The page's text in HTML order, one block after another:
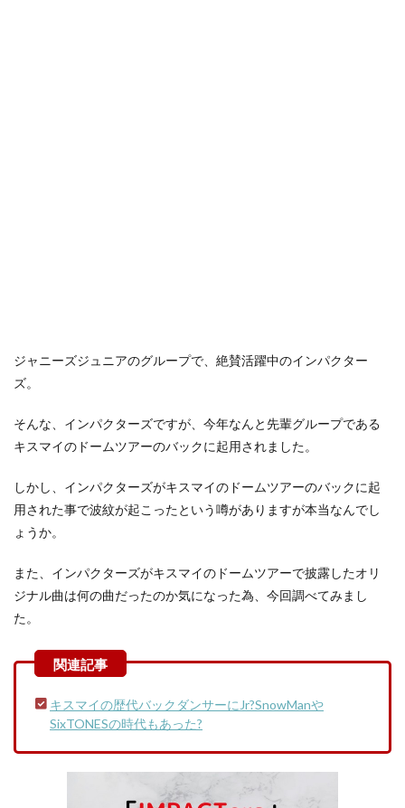
ジャニーズジュニアのグループで、絶賛活躍中のインパクター
ズ。
そんな、インパクターズですが、今年なんと先輩グループである
キスマイのドームツアーのバックに起用されました。
しかし、インパクターズがキスマイのドームツアーのバックに起
用された事で波紋が起こったという噂がありますが本当なんでし
ょうか。
また、インパクターズがキスマイのドームツアーで披露したオリ
ジナル曲は何の曲だったのか気になった為、今回調べてみまし
た。
キスマイの歴代バックダンサーにJr?SnowManや
SixTONESの時代もあった?